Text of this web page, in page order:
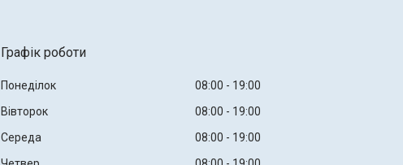
Графік роботи
Понеділок 08:00
19:00
Вівторок
08:00
19:00
Середа
08:00
19:00